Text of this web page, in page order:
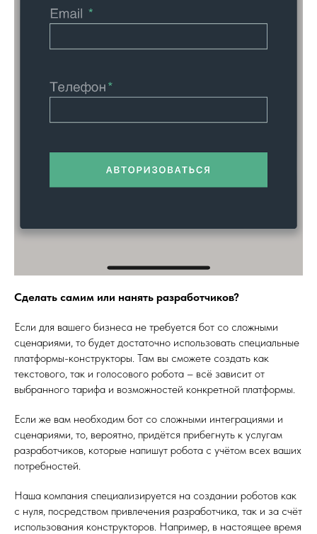
Сделать самим или нанять разработчиков?
Если для вашего бизнеса не требуется бот со сложными
сценариями, то будет достаточно использовать специальные
платформы-конструкторы. Там вы сможете создать как
текстового, так и голосового робота – всё зависит от
выбранного тарифа и возможностей конкретной платформы.
Если же вам необходим бот со сложными интеграциями и
сценариями, то, вероятно, придётся прибегнуть к услугам
разработчиков, которые напишут робота с учётом всех ваших
потребностей.
Наша компания специализируется на создании роботов как
с нуля, посредством привлечения разработчика, так и за счёт
использования конструкторов. Например, в настоящее время